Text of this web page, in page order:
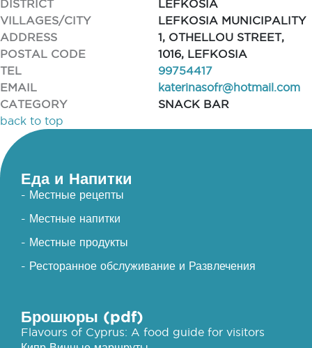
DISTRICT
LEFKOSIA
VILLAGES/CITY
LEFKOSIA MUNICIPALITY
ADDRESS
1, OTHELLOU STREET,
POSTAL CODE
1016, LEFKOSIA
TEL
99754417
EMAIL
katerinasofr@hotmail.com
CATEGORY
SNACK BAR
back to top
Еда и Напитки
- Местные рецепты
- Местные напитки
- Местные продукты
- Ресторанное обслуживание и Развлечения
Брошюры (pdf)
Flavours of Cyprus: A food guide for visitors